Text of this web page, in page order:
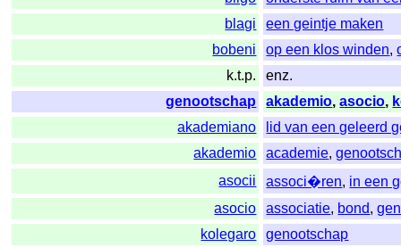
blagi
een geintje maken
bobeni
op een klos winden,
k.t.p.
enz.
genootschap
akademio,asocio,
akademiano
lid van een geleerd
akademio
academie,
asocii
associ�ren, in een
asocio
associatie, bond,
kolegaro
genootschap